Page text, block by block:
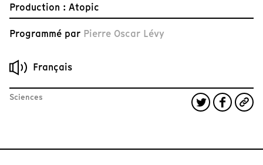
Production : Atopic
Programmé par Pierre Oscar Lévy
Français
Sciences